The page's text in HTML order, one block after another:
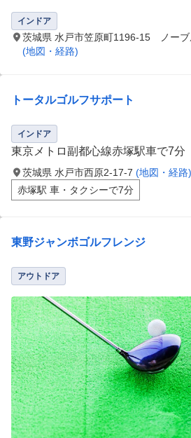
インドア
茨城県 水戸市笠原町1196-15 ノーブ
(地図・経路)
トータルゴルフサポート
インドア
東京メトロ副都心線赤塚駅車で7分
茨城県 水戸市西原2-17-7 (地図・経路)
赤塚駅 車・タクシーで7分
東野ジャンボゴルフレンジ
アウトドア